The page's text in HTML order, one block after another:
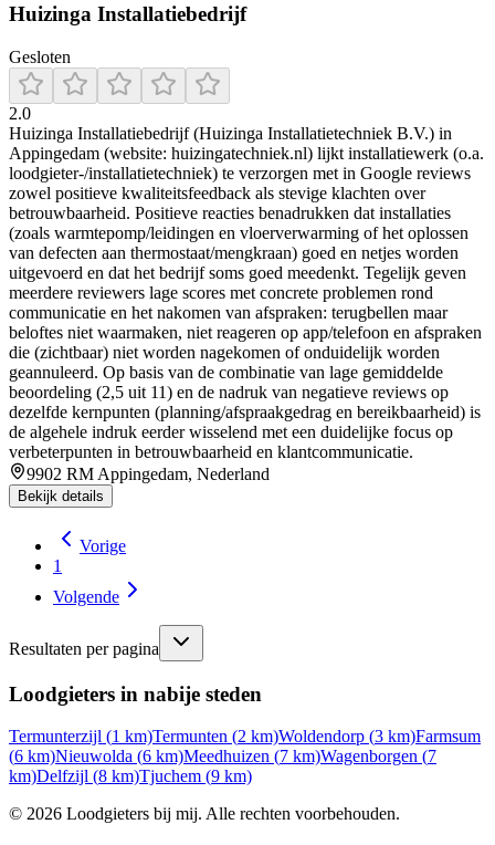
Huizinga Installatiebedrijf
Gesloten
2.0
Huizinga Installatiebedrijf (Huizinga Installatietechniek B.V.) in
Appingedam (website: huizingatechniek.nl) lijkt installatiewerk (o.a.
loodgieter-/installatietechniek) te verzorgen met in Google reviews
zowel positieve kwaliteitsfeedback als stevige klachten over
betrouwbaarheid. Positieve reacties benadrukken dat installaties
(zoals warmtepomp/leidingen en vloerverwarming of het oplossen
van defecten aan thermostaat/mengkraan) goed en netjes worden
uitgevoerd en dat het bedrijf soms goed meedenkt. Tegelijk geven
meerdere reviewers lage scores met concrete problemen rond
communicatie en het nakomen van afspraken: terugbellen maar
beloftes niet waarmaken, niet reageren op app/telefoon en afspraken
die (zichtbaar) niet worden nagekomen of onduidelijk worden
geannuleerd. Op basis van de combinatie van lage gemiddelde
beoordeling (2,5 uit 11) en de nadruk van negatieve reviews op
dezelfde kernpunten (planning/afspraakgedrag en bereikbaarheid) is
de algehele indruk eerder wisselend met een duidelijke focus op
verbeterpunten in betrouwbaarheid en klantcommunicatie.
9902 RM Appingedam, Nederland
Bekijk details
Vorige
1
Volgende
Resultaten per pagina
Loodgieters in nabije steden
Termunterzijl (1 km)Termunten (2 km)Woldendorp (3 km)Farmsum
(6 km)Nieuwolda (6 km)Meedhuizen (7 km)Wagenborgen (7
km)Delfzijl (8 km)Tjuchem (9 km)
© 2026 Loodgieters bij mij. Alle rechten voorbehouden.